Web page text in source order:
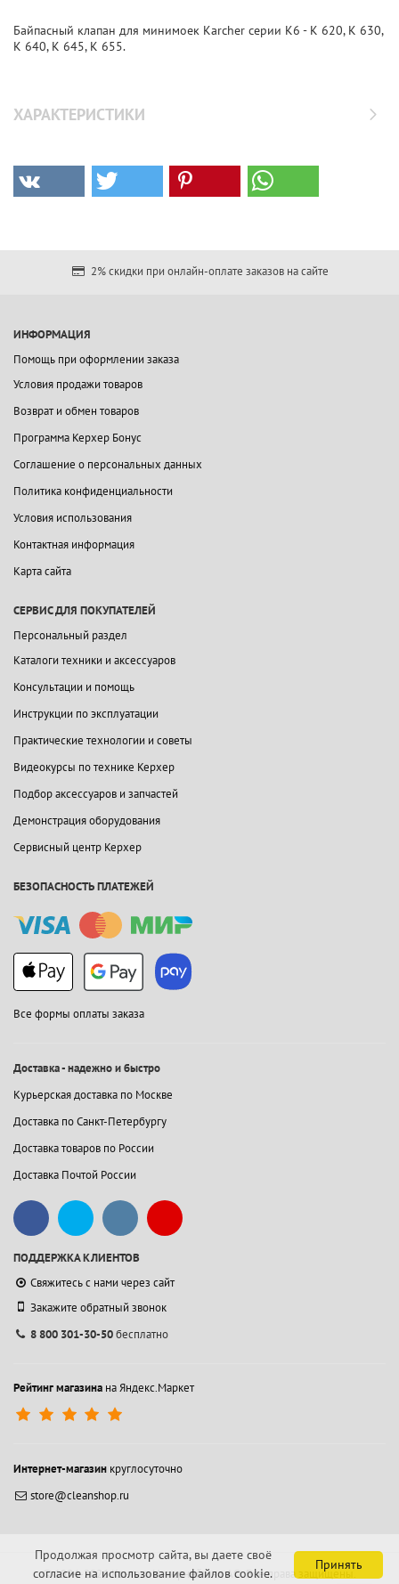
Байпасный клапан для минимоек Karcher серии K6 - K 620, K 630,
K 640, K 645, K 655.
ХАРАКТЕРИСТИКИ
2% скидки при онлайн-оплате заказов на сайте
ИНФОРМАЦИЯ
Помощь при оформлении заказа
Условия продажи товаров
Возврат и обмен товаров
Программа Керхер Бонус
Соглашение о персональных данных
Политика конфиденциальности
Условия использования
Контактная информация
Карта сайта
СЕРВИС ДЛЯ ПОКУПАТЕЛЕЙ
Персональный раздел
Каталоги техники и аксессуаров
Консультации и помощь
Инструкции по эксплуатации
Практические технологии и советы
Видеокурсы по технике Керхер
Подбор аксессуаров и запчастей
Демонстрация оборудования
Сервисный центр Керхер
БЕЗОПАСНОСТЬ ПЛАТЕЖЕЙ
Все формы оплаты заказа
Доставка - надежно и быстро
Курьерская доставка по Москве
Доставка по Санкт-Петербургу
Доставка товаров по России
Доставка Почтой России
ПОДДЕРЖКА КЛИЕНТОВ
Свяжитесь с нами через сайт
Закажите обратный звонок
8 800 301-30-50бесплатно
Рейтинг магазина на Яндекс.Маркет
Интернет-магазин круглосуточно
store@cleanshop.ru
© 1994-2026 Контакт Интернейшнл АО.Все права защищены.
Принять
Продолжая просмотр сайта, вы даете своё
согласие на использование файлов cookie.